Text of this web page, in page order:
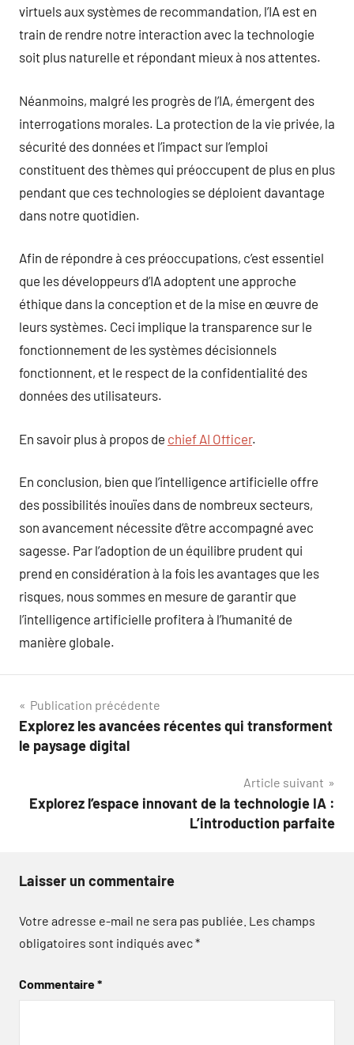
virtuels aux systèmes de recommandation, l’IA est en
train de rendre notre interaction avec la technologie
soit plus naturelle et répondant mieux à nos attentes.
Néanmoins, malgré les progrès de l’IA, émergent des
interrogations morales. La protection de la vie privée, la
sécurité des données et l’impact sur l’emploi
constituent des thèmes qui préoccupent de plus en plus
pendant que ces technologies se déploient davantage
dans notre quotidien.
Afin de répondre à ces préoccupations, c’est essentiel
que les développeurs d’IA adoptent une approche
éthique dans la conception et de la mise en œuvre de
leurs systèmes. Ceci implique la transparence sur le
fonctionnement de les systèmes décisionnels
fonctionnent, et le respect de la confidentialité des
données des utilisateurs.
En savoir plus à propos de chief AI Officer.
En conclusion, bien que l’intelligence artificielle offre
des possibilités inouïes dans de nombreux secteurs,
son avancement nécessite d’être accompagné avec
sagesse. Par l’adoption de un équilibre prudent qui
prend en considération à la fois les avantages que les
risques, nous sommes en mesure de garantir que
l’intelligence artificielle profitera à l’humanité de
manière globale.
Navigation
de
Publication précédente
Explorez les avancées récentes qui transforment
le paysage digital
Article suivant
Explorez l’espace innovant de la technologie IA :
L’introduction parfaite
Laisser un commentaire
Votre adresse e-mail ne sera pas publiée. Les champs
obligatoires sont indiqués avec*
Commentaire*